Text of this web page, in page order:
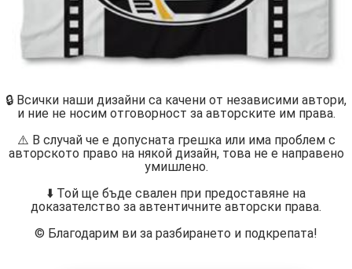
🔒 Всички наши дизайни са качени от независими автори,
и ние не носим отговорност за авторските им права.
⚠️ В случай че е допусната грешка или има проблем с
авторското право на някой дизайн, това не е направено
умишлено.
⬇️ Той ще бъде свален при предоставяне на
доказателство за автентичните авторски права.
©️ Благодарим ви за разбирането и подкрепата!